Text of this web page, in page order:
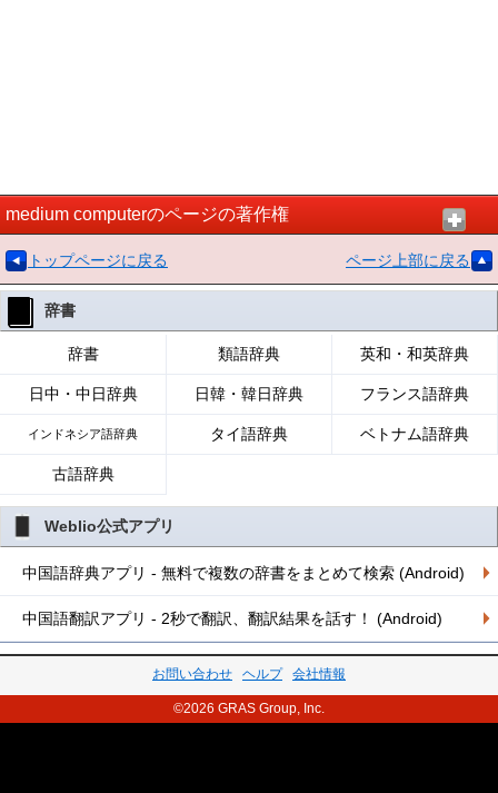
medium computerのページの著作権
トップページに戻る ページ上部に戻る
辞書
辞書 類語辞典 英和・和英辞典
日中・中日辞典 日韓・韓日辞典 フランス語辞典
インドネシア語辞典 タイ語辞典 ベトナム語辞典
古語辞典
Weblio公式アプリ
中国語辞典アプリ - 無料で複数の辞書をまとめて検索 (Android)
中国語翻訳アプリ - 2秒で翻訳、翻訳結果を話す！ (Android)
お問い合わせ ヘルプ 会社情報
©2026 GRAS Group, Inc.